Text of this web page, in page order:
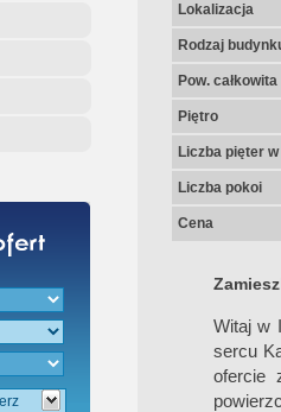
Lokalizacja
Rodzaj
Pow.
Piętro
Liczba pięter
Liczba pokoi
Cena
Witaj w
sercu
ofercie